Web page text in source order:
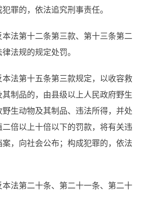
罪的，依法追究刑事责任。
法第十二条第三款、第十三条第二
法规的规定处罚。
法第十五条第三款规定，以收容救
制品的，由县级以上人民政府野生
生动物及其制品、违法所得，并处
倍以上十倍以下的罚款，将有关违
，向社会公布；构成犯罪的，依法
法第二十条、第二十一条、第二十